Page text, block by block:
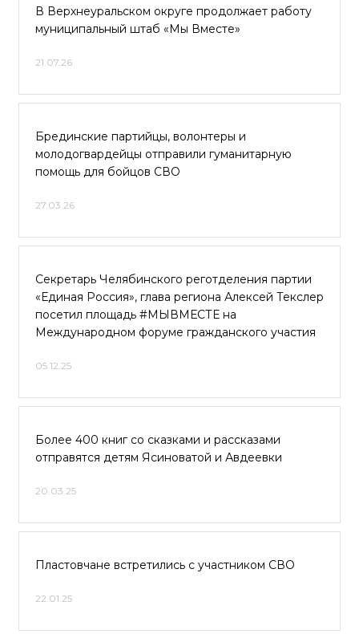
В Верхнеуральском округе продолжает работу
муниципальный штаб «Мы Вместе»
21.07.26
Брединские партийцы, волонтеры и
молодогвардейцы отправили гуманитарную
помощь для бойцов СВО
27.03.26
Секретарь Челябинского реготделения партии
«Единая Россия», глава региона Алексей Текслер
посетил площадь #МЫВМЕСТЕ на
Международном форуме гражданского участия
05.12.25
Более 400 книг со сказками и рассказами
отправятся детям Ясиноватой и Авдеевки
20.03.25
Пластовчане встретились с участником СВО
22.01.25